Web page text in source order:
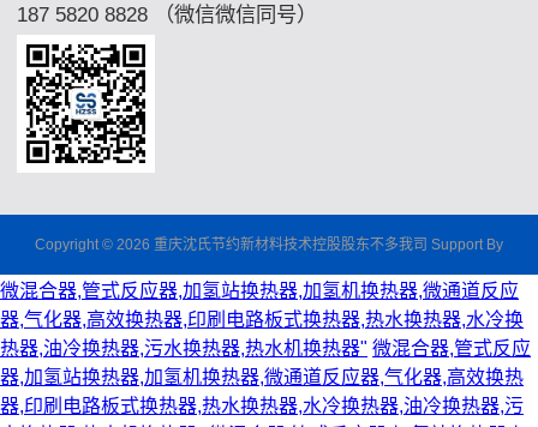
187 5820 8828 （微信微信同号）
Copyright © 2026 重庆沈氏节约新材料技术控股股东不多我司 Support By
微混合器,管式反应器,加氢站换热器,加氢机换热器,微通道反应
器,气化器,高效换热器,印刷电路板式换热器,热水换热器,水冷换
热器,油冷换热器,污水换热器,热水机换热器" 微混合器,管式反应
器,加氢站换热器,加氢机换热器,微通道反应器,气化器,高效换热
器,印刷电路板式换热器,热水换热器,水冷换热器,油冷换热器,污